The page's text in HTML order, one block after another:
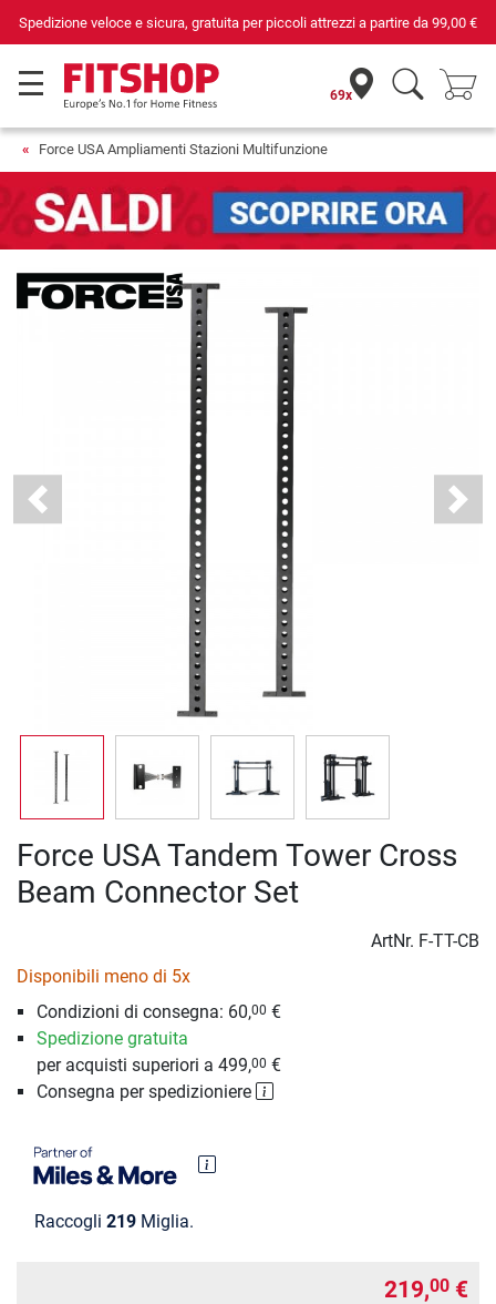
Spedizione veloce e sicura, gratuita per piccoli attrezzi a partire da 99,00 €
69x
Force USA Ampliamenti Stazioni Multifunzione
Previous Next
Force USA Tandem Tower Cross
Beam Connector Set
ArtNr. F-TT-CB
Disponibili meno di 5x
Condizioni di consegna: 60,00 €
Spedizione gratuita
per acquisti superiori a 499,00 €
Consegna per spedizioniere
Raccogli 219 Miglia.
219,00 €